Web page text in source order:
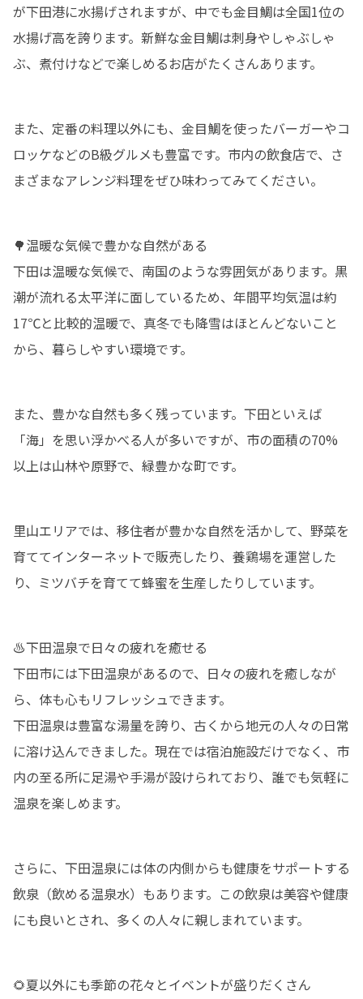
が下田港に水揚げされますが、中でも金目鯛は全国1位の
水揚げ高を誇ります。新鮮な金目鯛は刺身やしゃぶしゃ
ぶ、煮付けなどで楽しめるお店がたくさんあります。
また、定番の料理以外にも、金目鯛を使ったバーガーやコ
ロッケなどのB級グルメも豊富です。市内の飲食店で、さ
まざまなアレンジ料理をぜひ味わってみてください。
🌳温暖な気候で豊かな自然がある
下田は温暖な気候で、南国のような雰囲気があります。黒
潮が流れる太平洋に面しているため、年間平均気温は約
17℃と比較的温暖で、真冬でも降雪はほとんどないこと
から、暮らしやすい環境です。
また、豊かな自然も多く残っています。下田といえば
「海」を思い浮かべる人が多いですが、市の面積の70%
以上は山林や原野で、緑豊かな町です。
里山エリアでは、移住者が豊かな自然を活かして、野菜を
育ててインターネットで販売したり、養鶏場を運営した
り、ミツバチを育てて蜂蜜を生産したりしています。
♨下田温泉で日々の疲れを癒せる
下田市には下田温泉があるので、日々の疲れを癒しなが
ら、体も心もリフレッシュできます。
下田温泉は豊富な湯量を誇り、古くから地元の人々の日常
に溶け込んできました。現在では宿泊施設だけでなく、市
内の至る所に足湯や手湯が設けられており、誰でも気軽に
温泉を楽しめます。
さらに、下田温泉には体の内側からも健康をサポートする
飲泉（飲める温泉水）もあります。この飲泉は美容や健康
にも良いとされ、多くの人々に親しまれています。
🌻夏以外にも季節の花々とイベントが盛りだくさん